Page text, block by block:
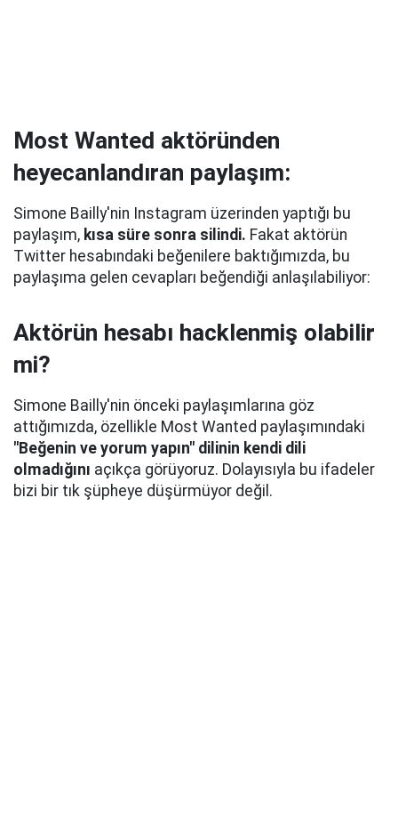
Most Wanted aktöründen
heyecanlandıran paylaşım:
Simone Bailly'nin Instagram üzerinden yaptığı bu
paylaşım, kısa süre sonra silindi. Fakat aktörün
Twitter hesabındaki beğenilere baktığımızda, bu
paylaşıma gelen cevapları beğendiği anlaşılabiliyor:
Aktörün hesabı hacklenmiş olabilir
mi?
Simone Bailly'nin önceki paylaşımlarına göz
attığımızda, özellikle Most Wanted paylaşımındaki
"Beğenin ve yorum yapın" dilinin kendi dili
olmadığını açıkça görüyoruz. Dolayısıyla bu ifadeler
bizi bir tık şüpheye düşürmüyor değil.